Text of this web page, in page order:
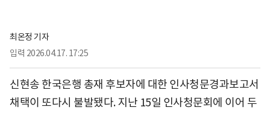
최온정 기자
입력 2026.04.17. 17:25
신현송 한국은행 총재 후보자에 대한 인사청문경과보고서
채택이 또다시 불발됐다. 지난 15일 인사청문회에 이어 두